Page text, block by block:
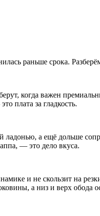
раньше срока.
когда важен
плата за гладкость.
а ещё дольше
— это дело вкуса.
и не скользит на
а низ и верх обода